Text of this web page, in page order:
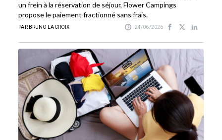
un frein à la réservation de séjour, Flower Campings
propose le paiement fractionné sans frais.
PAR BRUNO LACROIX 24/06/2026